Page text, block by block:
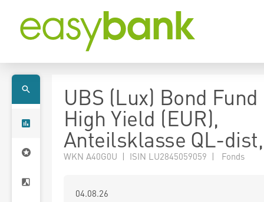
UBS (Lux) Bond
High Yield (EUR),
Anteilsklasse QL-
WKN A40G0U | ISIN LU2845059059 | Fonds
04.08.26